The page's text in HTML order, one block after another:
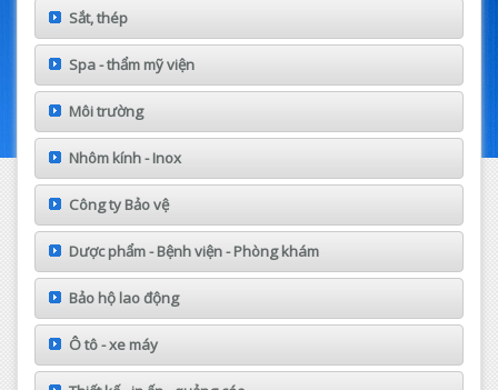
Sắt, thép
Spa - thẩm mỹ viện
Môi trường
Nhôm kính - Inox
Công ty Bảo vệ
Dược phẩm - Bệnh viện - Phòng khám
Bảo hộ lao động
Ô tô - xe máy